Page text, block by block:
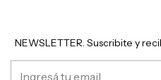
NEWSLETTER. Suscribite y